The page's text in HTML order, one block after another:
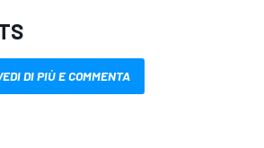
DI PIÙ E COMMENTA